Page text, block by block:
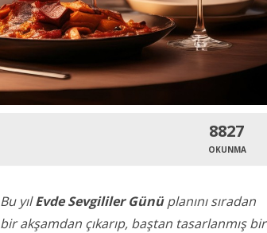
8827
OKUNMA
Bu yılEvde Sevgililer Günüplanını sıradan
bir akşamdan çıkarıp, baştan tasarlanmış bir